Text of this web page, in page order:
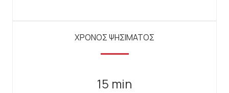
ΧΡΟΝΟΣ ΨΗΣΙΜΑΤΟΣ
15 min